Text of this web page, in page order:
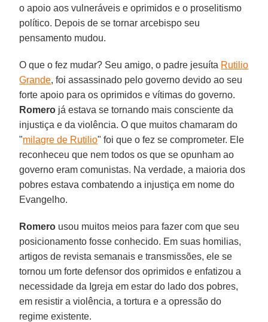
o apoio aos vulneráveis e oprimidos e o proselitismo
político. Depois de se tornar arcebispo seu
pensamento mudou.
O que o fez mudar? Seu amigo, o padre jesuíta Rutilio
Grande, foi assassinado pelo governo devido ao seu
forte apoio para os oprimidos e vítimas do governo.
Romero já estava se tornando mais consciente da
injustiça e da violência. O que muitos chamaram do
"milagre de Rutilio" foi que o fez se comprometer. Ele
reconheceu que nem todos os que se opunham ao
governo eram comunistas. Na verdade, a maioria dos
pobres estava combatendo a injustiça em nome do
Evangelho.
Romero usou muitos meios para fazer com que seu
posicionamento fosse conhecido. Em suas homilias,
artigos de revista semanais e transmissões, ele se
tornou um forte defensor dos oprimidos e enfatizou a
necessidade da Igreja em estar do lado dos pobres,
em resistir a violência, a tortura e a opressão do
regime existente.